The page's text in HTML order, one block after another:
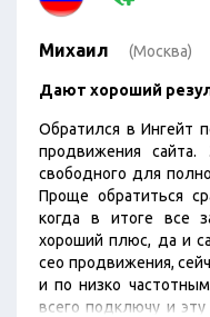
Михаил (Москва)
Дают хороший
Обратился в Ингейт
продвижения
свободного для
Проще обратиться
когда в итоге все
хороший плюс, да и
сео продвижения,
и по низко
всего подключу и